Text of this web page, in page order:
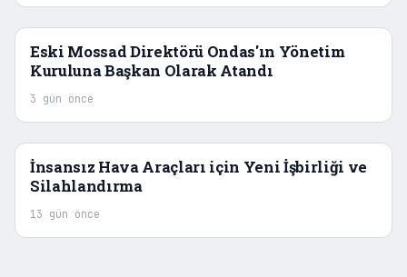
Eski Mossad Direktörü Ondas'ın Yönetim
Kuruluna Başkan Olarak Atandı
3 gün önce
İnsansız Hava Araçları için Yeni İşbirliği ve
Silahlandırma
13 gün önce